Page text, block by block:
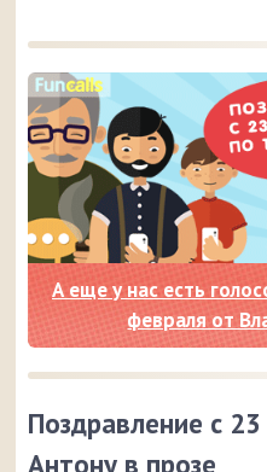
А еще у нас есть
февраля от
Поздравление с
Антону в прозе